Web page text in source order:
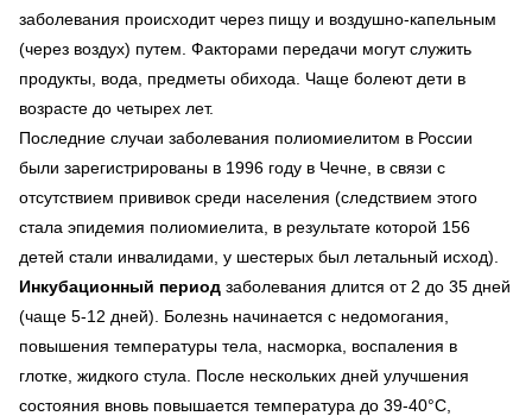
заболевания происходит через пищу и воздушно-капельным
(через воздух) путем. Факторами передачи могут служить
продукты, вода, предметы обихода. Чаще болеют дети в
возрасте до четырех лет.
Последние случаи заболевания полиомиелитом в России
были зарегистрированы в 1996 году в Чечне, в связи с
отсутствием прививок среди населения (следствием этого
стала эпидемия полиомиелита, в результате которой 156
детей стали инвалидами, у шестерых был летальный исход).
Инкубационный период заболевания длится от 2 до 35 дней
(чаще 5-12 дней). Болезнь начинается с недомогания,
повышения температуры тела, насморка, воспаления в
глотке, жидкого стула. После нескольких дней улучшения
состояния вновь повышается температура до 39-40°C,